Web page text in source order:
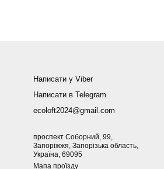
Написати у Viber
Написати в Telegram
ecoloft2024@gmail.com
проспект Соборний, 99,
Запоріжжя, Запорізька область,
Україна, 69095
Мапа проїзду